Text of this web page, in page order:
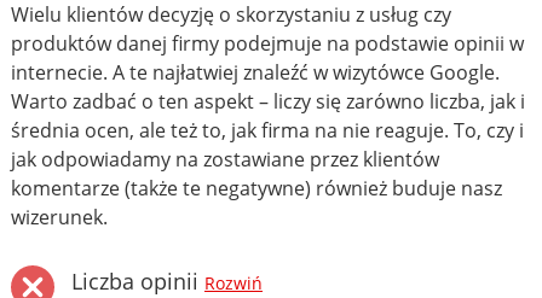
Wielu klientów decyzję o skorzystaniu z usług czy
produktów danej firmy podejmuje na podstawie opinii w
internecie. A te najłatwiej znaleźć w wizytówce Google.
Warto zadbać o ten aspekt – liczy się zarówno liczba, jak i
średnia ocen, ale też to, jak firma na nie reaguje. To, czy i
jak odpowiadamy na zostawiane przez klientów
komentarze (także te negatywne) również buduje nasz
wizerunek.
Liczba opinii Rozwiń